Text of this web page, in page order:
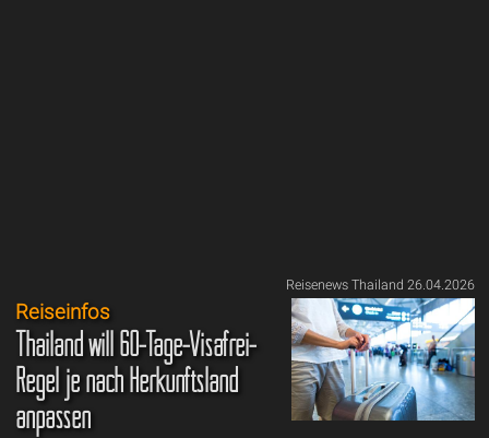
Reisenews Thailand 26.04.2026
Reiseinfos
Thailand will 60-Tage-Visafrei-
Regel je nach Herkunftsland
anpassen